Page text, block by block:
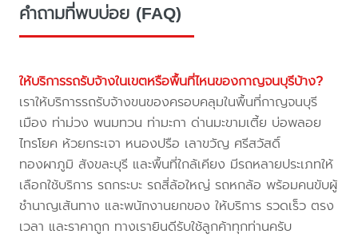
คำถามที่พบบ่อย (FAQ)
ให้บริการรถรับจ้างในเขตหรือพื้นที่ไหนของกาญจนบุรีบ้าง?
เราให้บริการรถรับจ้างขนของครอบคลุมในพื้นที่กาญจนบุรี
เมือง ท่าม่วง พนมทวน ท่ามะกา ด่านมะขามเตี้ย บ่อพลอย
ไทรโยค ห้วยกระเจา หนองปรือ เลาขวัญ ศรีสวัสดิ์
ทองผาภูมิ สังขละบุรี และพื้นที่ใกล้เคียง มีรถหลายประเภทให้
เลือกใช้บริการ รถกระบะ รถสี่ล้อใหญ่ รถหกล้อ พร้อมคนขับผู้
ชำนาญเส้นทาง และพนักงานยกของ ให้บริการ รวดเร็ว ตรง
เวลา และราคาถูก ทางเรายินดีรับใช้ลูกค้าทุกท่านครับ